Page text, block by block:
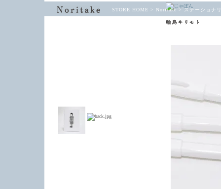
STORE HOME > Noritake> ステーショナ